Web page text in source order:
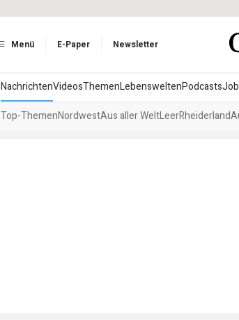
Menü E-Paper Newsletter
NachrichtenVideosThemenLebensweltenPodcasts
Top-ThemenNordwestAus aller WeltLeerRheiderland